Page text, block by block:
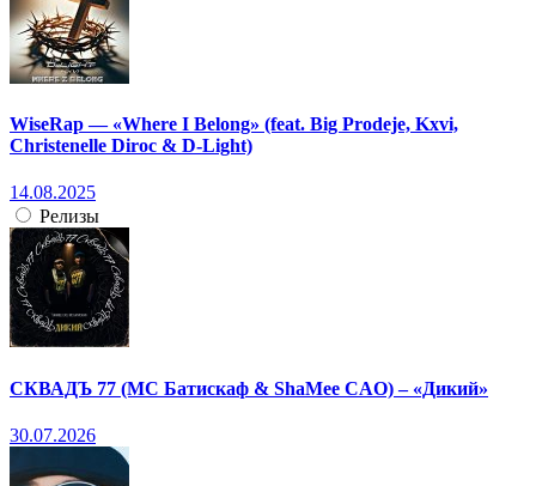
WiseRap — «Where I Belong» (feat. Big Prodeje, Kxvi,
Christenelle Diroc & D-Light)
14.08.2025
Релизы
СКВАДЪ 77 (МС Батискаф & ShaMee CAO) – «Дикий»
30.07.2026